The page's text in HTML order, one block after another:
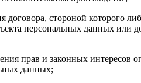
стороной которого
персональных данных или
прав и законных
данных;